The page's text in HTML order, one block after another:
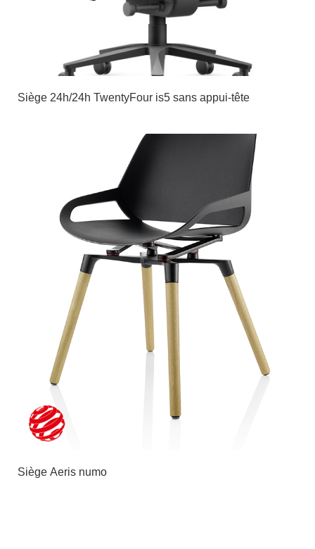
Siège 24h/24h TwentyFour is5 sans appui-tête
Siège Aeris numo